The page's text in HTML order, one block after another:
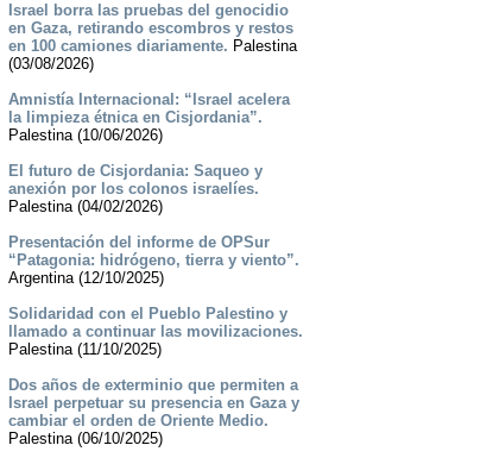
Israel borra las pruebas del genocidio
en Gaza, retirando escombros y restos
en 100 camiones diariamente. Palestina
(03/08/2026)
Amnistía Internacional: “Israel acelera
la limpieza étnica en Cisjordania”.
Palestina (10/06/2026)
El futuro de Cisjordania: Saqueo y
anexión por los colonos israelíes.
Palestina (04/02/2026)
Presentación del informe de OPSur
“Patagonia: hidrógeno, tierra y viento”.
Argentina (12/10/2025)
Solidaridad con el Pueblo Palestino y
llamado a continuar las movilizaciones.
Palestina (11/10/2025)
Dos años de exterminio que permiten a
Israel perpetuar su presencia en Gaza y
cambiar el orden de Oriente Medio.
Palestina (06/10/2025)